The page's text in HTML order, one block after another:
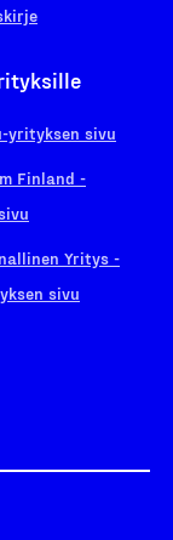
yrityksen sivu
Finland -
Yritys -
sivu